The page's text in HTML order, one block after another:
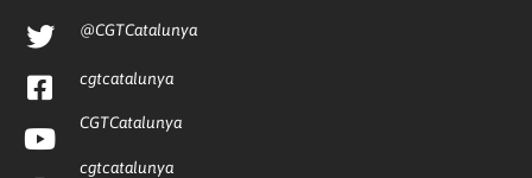
@CGTCatalunya
cgtcatalunya
CGTCatalunya
cgtcatalunya